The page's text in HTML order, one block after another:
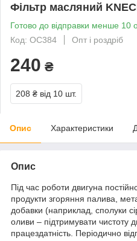
Фільтр масляний
Готово до відправки менше 10
Код: OC384
Опт і роздріб
240 ₴
208 ₴ від 10 шт.
Опис Характеристики
Опис
Під час роботи двигуна
продукти згоряння палива,
добавки (наприклад, сполуки
оливи – підтримувати чистоту
працездатність. Періодично